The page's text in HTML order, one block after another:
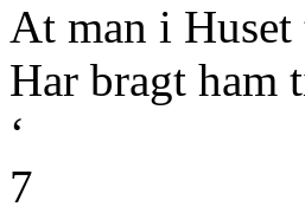
At man i
Har bragt ham
‘
7